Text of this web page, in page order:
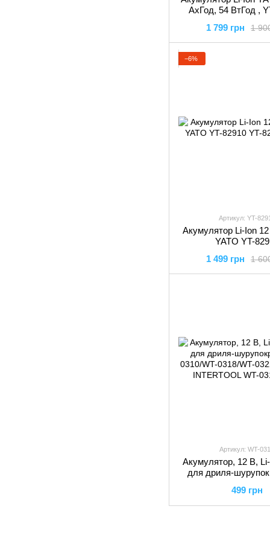
АxГод, 54 ВтГод ,
1
1 799 грн
−6%
Артикул: YT-
Акумулятор Li-Ion
YATO YT-
1
1 499 грн
Артикул: WT-
Акумулятор, 12 В,
для дриля-
499 грн